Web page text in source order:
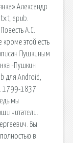
Александр
epub.
А.С.
кроме этой есть
Пушкиным
-Пушкин
для Android,
1799-1837.
мы
читатели.
Вы
в